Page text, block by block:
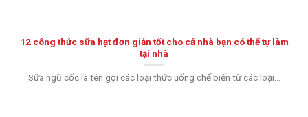
12 công thức sữa hạt đơn giản tốt cho cả nhà bạn có thể tự làm
tại nhà
Sữa ngũ cốc là tên gọi các loại thức uống chế biến từ các loại...